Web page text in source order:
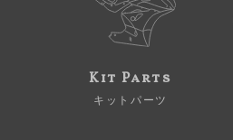
Kit Parts
キットパーツ